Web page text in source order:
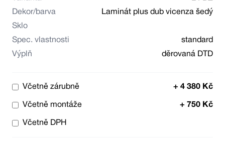
Dekor/barva
Laminát plus dub vicenza šedý
Sklo
Spec. vlastnosti
standard
Výplň
děrovaná DTD
Včetně zárubně + 4 380 Kč
Včetně montáže + 750 Kč
Včetně DPH